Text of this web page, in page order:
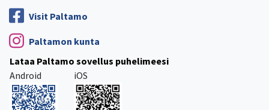
Visit Paltamo
Paltamon kunta
Lataa Paltamo sovellus puhelimeesi
Android
iOS